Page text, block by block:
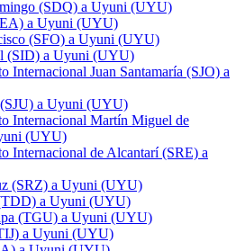
(SDQ) a Uyuni (UYU)
a Uyuni (UYU)
(SFO) a Uyuni (UYU)
(SID) a Uyuni (UYU)
Internacional Juan Santamaría (SJO) a
(SJU) a Uyuni (UYU)
Internacional Martín Miguel de
(UYU)
Internacional de Alcantarí (SRE) a
(SRZ) a Uyuni (UYU)
a Uyuni (UYU)
(TGU) a Uyuni (UYU)
a Uyuni (UYU)